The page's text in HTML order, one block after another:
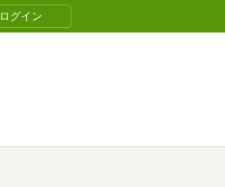
ログイン